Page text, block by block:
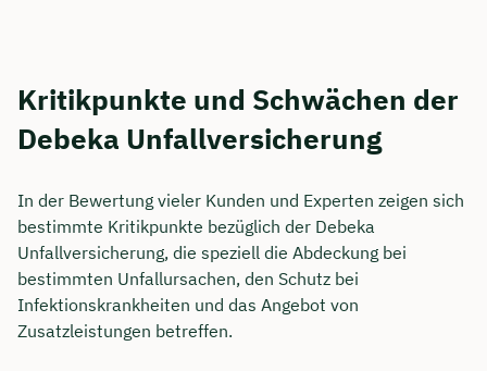
Kritikpunkte und Schwächen der
Debeka Unfallversicherung
In der Bewertung vieler Kunden und Experten zeigen sich
bestimmte Kritikpunkte bezüglich der Debeka
Unfallversicherung, die speziell die Abdeckung bei
bestimmten Unfallursachen, den Schutz bei
Infektionskrankheiten und das Angebot von
Zusatzleistungen betreffen.